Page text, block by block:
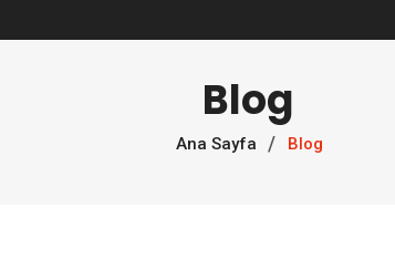
Blog
Ana Sayfa Blog